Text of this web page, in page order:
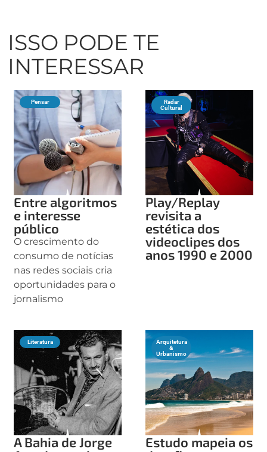
ISSO PODE TE
INTERESSAR
Pensar
Entre algoritmos
e interesse
público
O crescimento do
consumo de notícias
nas redes sociais cria
oportunidades para o
jornalismo
Radar
Cultural
Play/Replay
revisita a
estética dos
videoclipes dos
anos 1990 e 2000
Literatura
A Bahia de Jorge
Arquitetura
&
Urbanismo
Estudo mapeia os